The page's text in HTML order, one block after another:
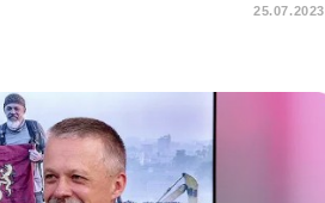
25.07.2023